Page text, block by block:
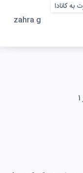
به کانادا
zahra g